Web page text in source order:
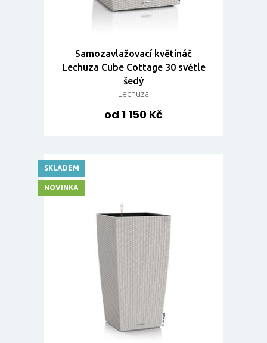
Samozavlažovací květináč
Lechuza Cube Cottage 30 světle
šedý
Lechuza
od 1 150 Kč
SKLADEM
NOVINKA